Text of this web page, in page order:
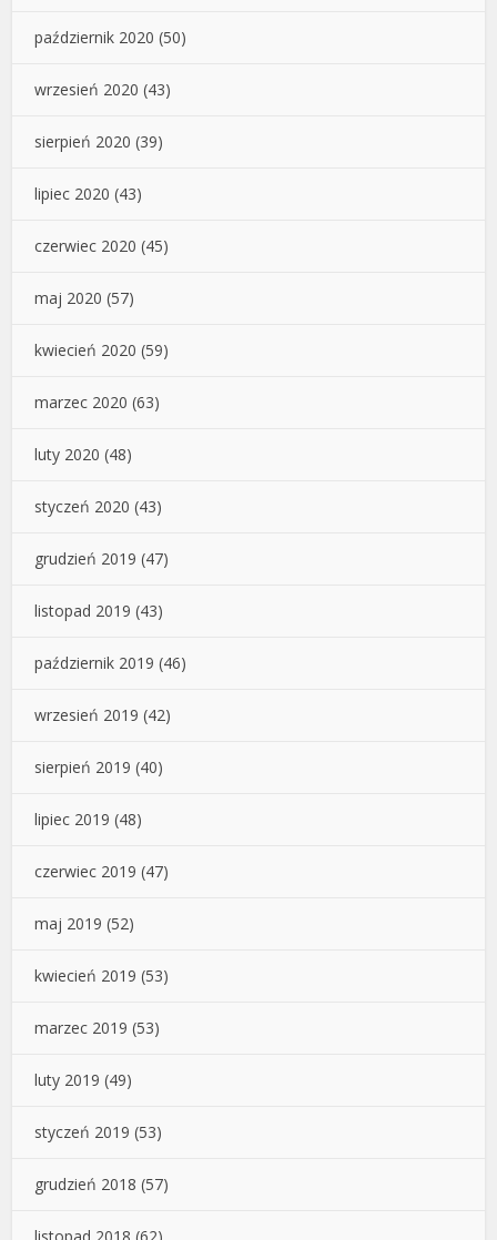
październik 2020 (50)
wrzesień 2020 (43)
sierpień 2020 (39)
lipiec 2020 (43)
czerwiec 2020 (45)
maj 2020 (57)
kwiecień 2020 (59)
marzec 2020 (63)
luty 2020 (48)
styczeń 2020 (43)
grudzień 2019 (47)
listopad 2019 (43)
październik 2019 (46)
wrzesień 2019 (42)
sierpień 2019 (40)
lipiec 2019 (48)
czerwiec 2019 (47)
maj 2019 (52)
kwiecień 2019 (53)
marzec 2019 (53)
luty 2019 (49)
styczeń 2019 (53)
grudzień 2018 (57)